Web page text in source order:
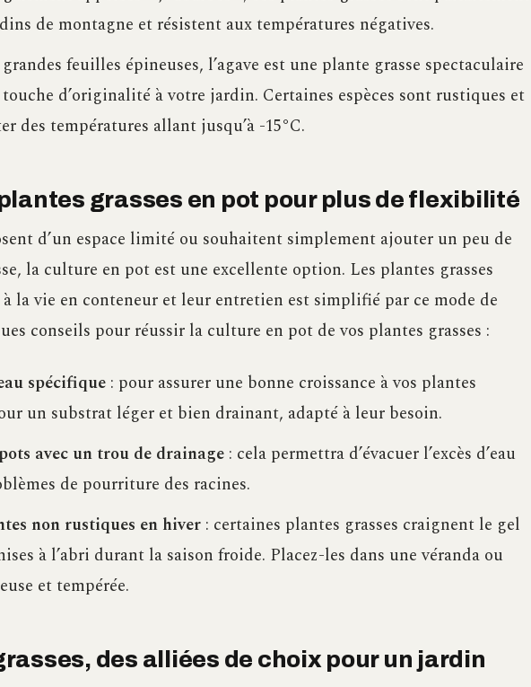
de montagne et résistent aux températures négatives.
feuilles épineuses, l’agave est une plante grasse spectaculaire
d’originalité à votre jardin. Certaines espèces sont rustiques et
des températures allant jusqu’à -15°C.
grasses en pot pour plus de flexibilité
d’un espace limité ou souhaitent simplement ajouter un peu de
la culture en pot est une excellente option. Les plantes grasses
à la vie en conteneur et leur entretien est simplifié par ce mode de
conseils pour réussir la culture en pot de vos plantes grasses :
spécifique: pour assurer une bonne croissance à vos plantes
un substrat léger et bien drainant, adapté à leur besoin.
avec un trou de drainage: cela permettra d’évacuer l’excès d’eau
de pourriture des racines.
non rustiques en hiver: certaines plantes grasses craignent le gel
à l’abri durant la saison froide. Placez-les dans une véranda ou
et tempérée.
des alliées de choix pour un jardin